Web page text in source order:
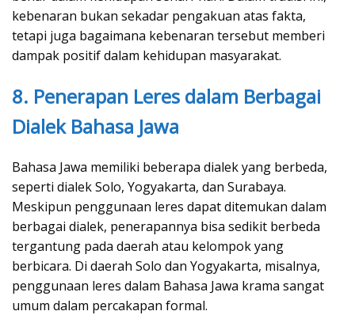
kebenaran bukan sekadar pengakuan atas fakta,
tetapi juga bagaimana kebenaran tersebut memberi
dampak positif dalam kehidupan masyarakat.
8. Penerapan Leres dalam Berbagai
Dialek Bahasa Jawa
Bahasa Jawa memiliki beberapa dialek yang berbeda,
seperti dialek Solo, Yogyakarta, dan Surabaya.
Meskipun penggunaan leres dapat ditemukan dalam
berbagai dialek, penerapannya bisa sedikit berbeda
tergantung pada daerah atau kelompok yang
berbicara. Di daerah Solo dan Yogyakarta, misalnya,
penggunaan leres dalam Bahasa Jawa krama sangat
umum dalam percakapan formal.